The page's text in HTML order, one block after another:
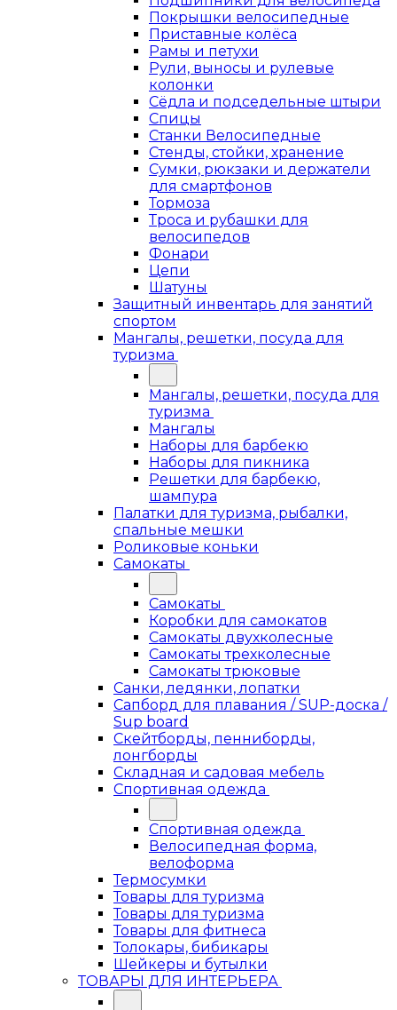
Покрышки велосипедные
Приставные колёса
Рамы и петухи
Рули, выносы и рулевые
колонки
Сёдла и подседельные штыри
Спицы
Станки Велосипедные
Стенды, стойки, хранение
Сумки, рюкзаки и держатели
для смартфонов
Тормоза
Троса и рубашки для
велосипедов
Фонари
Цепи
Шатуны
Защитный инвентарь для занятий
спортом
Мангалы, решетки, посуда для
туризма
Мангалы, решетки, посуда для
туризма
Мангалы
Наборы для барбекю
Наборы для пикника
Решетки для барбекю,
шампура
Палатки для туризма, рыбалки,
спальные мешки
Роликовые коньки
Самокаты
Самокаты
Коробки для самокатов
Самокаты двухколесные
Самокаты трехколесные
Самокаты трюковые
Санки, ледянки, лопатки
Сапборд для плавания / SUP-доска /
Sup board
Скейтборды, пенниборды,
лонгборды
Складная и садовая мебель
Спортивная одежда
Спортивная одежда
Велосипедная форма,
велоформа
Термосумки
Товары для туризма
Товары для туризма
Товары для фитнеса
Толокары, бибикары
Шейкеры и бутылки
ТОВАРЫ ДЛЯ ИНТЕРЬЕРА